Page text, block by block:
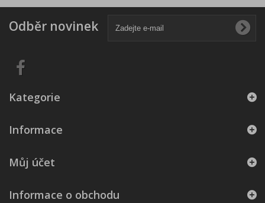
Odběr novinek
Kategorie
Informace
Můj účet
Informace o obchodu